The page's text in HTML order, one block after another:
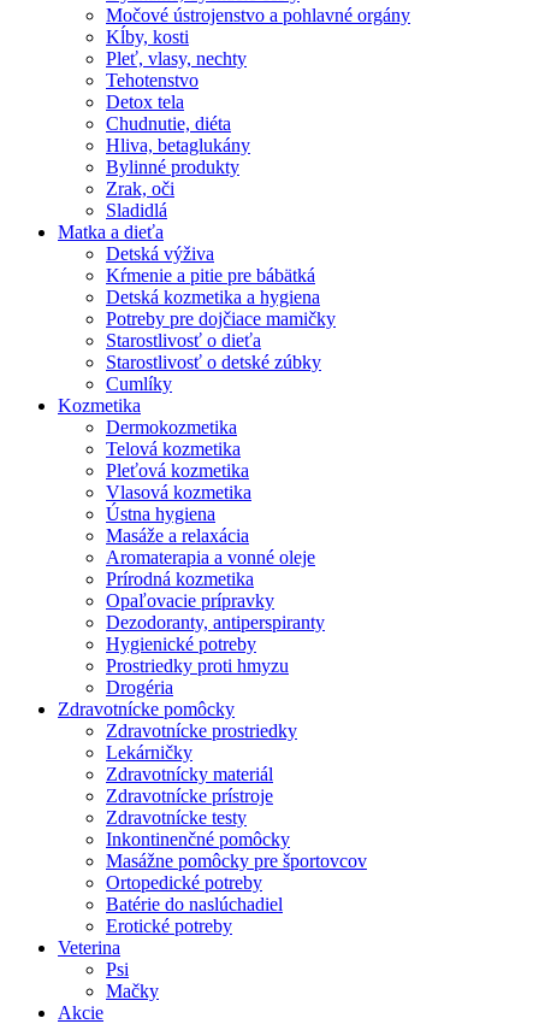
Močové ústrojenstvo a pohlavné orgány
Kĺby, kosti
Pleť, vlasy, nechty
Tehotenstvo
Detox tela
Chudnutie, diéta
Hliva, betaglukány
Bylinné produkty
Zrak, oči
Sladidlá
Matka a dieťa
Detská výživa
Kŕmenie a pitie pre bábätká
Detská kozmetika a hygiena
Potreby pre dojčiace mamičky
Starostlivosť o dieťa
Starostlivosť o detské zúbky
Cumlíky
Kozmetika
Dermokozmetika
Telová kozmetika
Pleťová kozmetika
Vlasová kozmetika
Ústna hygiena
Masáže a relaxácia
Aromaterapia a vonné oleje
Prírodná kozmetika
Opaľovacie prípravky
Dezodoranty, antiperspiranty
Hygienické potreby
Prostriedky proti hmyzu
Drogéria
Zdravotnícke pomôcky
Zdravotnícke prostriedky
Lekárničky
Zdravotnícky materiál
Zdravotnícke prístroje
Zdravotnícke testy
Inkontinenčné pomôcky
Masážne pomôcky pre športovcov
Ortopedické potreby
Batérie do naslúchadiel
Erotické potreby
Veterina
Psi
Mačky
Akcie